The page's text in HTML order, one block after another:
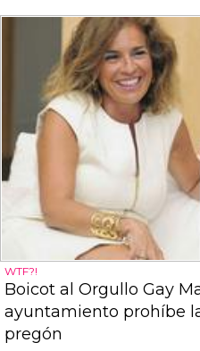
WTF?!
Boicot al Orgullo Gay
ayuntamiento prohíbe
pregón